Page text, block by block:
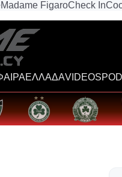
Madame FigaroCheck In
ΕΛΛΑΔΑVIDEOS